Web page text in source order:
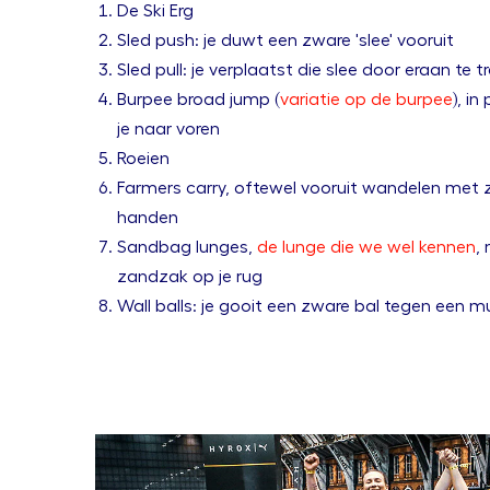
De Ski Erg
Sled push: je duwt een zware 'slee' vooruit
Sled pull: je verplaatst die slee door eraan te
Burpee broad jump (variatie op de burpee), in
je naar voren
Roeien
Farmers carry, oftewel vooruit wandelen met
handen
Sandbag lunges, de lunge die we wel kennen
zandzak op je rug
Wall balls: je gooit een zware bal tegen een